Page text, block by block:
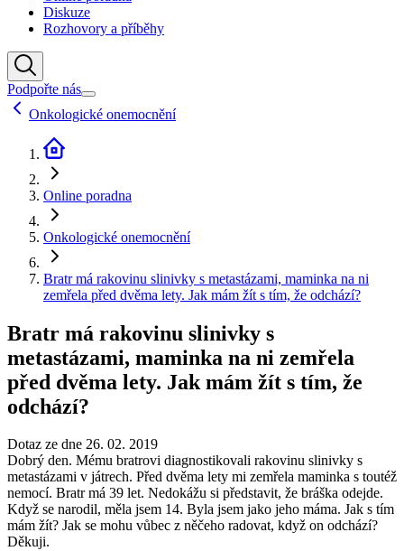
Diskuze
Rozhovory a příběhy
Podpořte nás
Onkologické onemocnění
Online poradna
Onkologické onemocnění
Bratr má rakovinu slinivky s metastázami, maminka na ni
zemřela před dvěma lety. Jak mám žít s tím, že odchází?
Bratr má rakovinu slinivky s
metastázami, maminka na ni zemřela
před dvěma lety. Jak mám žít s tím, že
odchází?
Dotaz ze dne 26. 02. 2019
Dobrý den. Mému bratrovi diagnostikovali rakovinu slinivky s
metastázami v játrech. Před dvěma lety mi zemřela maminka s toutéž
nemocí. Bratr má 39 let. Nedokážu si představit, že bráška odejde.
Když se narodil, měla jsem 14. Byla jsem jako jeho máma. Jak s tím
mám žít? Jak se mohu vůbec z něčeho radovat, když on odchází?
Děkuji.